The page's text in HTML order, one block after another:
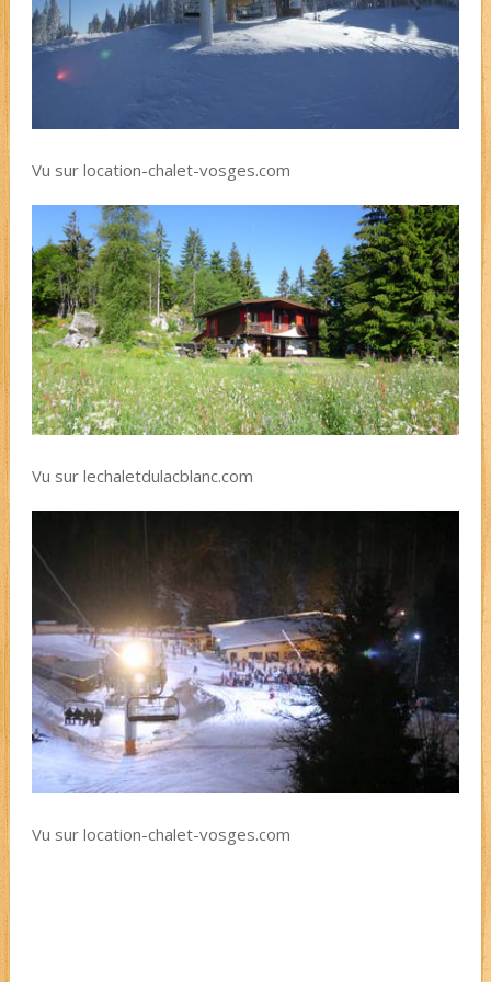
Vu sur location-chalet-vosges.com
Vu sur lechaletdulacblanc.com
Vu sur location-chalet-vosges.com